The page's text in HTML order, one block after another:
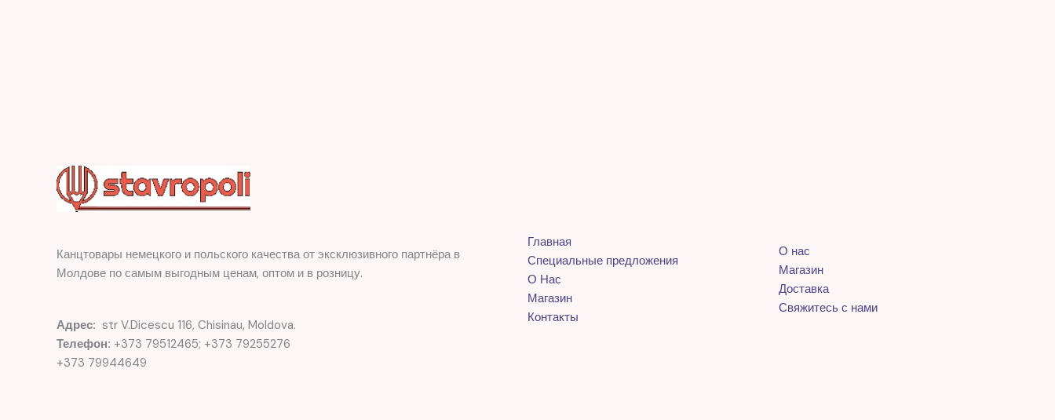
Канцтовары немецкого и польского качества от эксклюзивного партнёра в
Молдове по самым выгодным ценам, оптом и в розницу.
Адрес: str V.Dicescu 116, Chisinau, Moldova.
Телефон: +373 79512465; +373 79255276
+373 79944649
Главная
Специальные предложения
О Нас
Магазин
Контакты
О нас
Магазин
Доставка
Свяжитесь с нами